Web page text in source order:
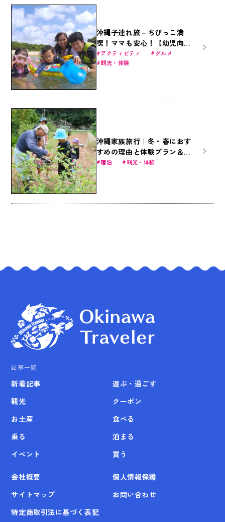
沖縄子連れ旅－ちびっこ満
喫！ママも安心！【幼児向け
2才～】
アクティビティ
グルメ
観光・体験
沖縄家族旅行｜冬・春におす
すめの理由と体験プラン＆お
得なファミリー商品
宿泊 観光・体験
記事一覧
新着記事
観光
お土産
乗る
イベント
遊ぶ・過ごす
クーポン
食べる
泊まる
買う
会社概要
個人情報保護
サイトマップ
お問い合わせ
特定商取引法に基づく表記